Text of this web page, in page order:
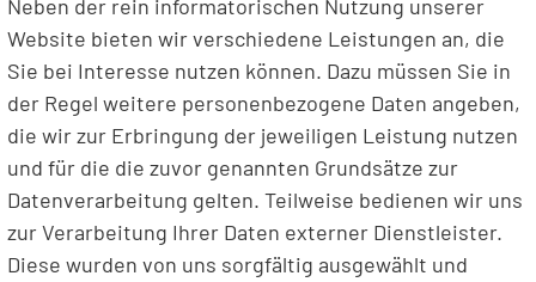
Neben der rein informatorischen Nutzung unserer
Website bieten wir verschiedene Leistungen an, die
Sie bei Interesse nutzen können. Dazu müssen Sie in
der Regel weitere personenbezogene Daten angeben,
die wir zur Erbringung der jeweiligen Leistung nutzen
und für die die zuvor genannten Grundsätze zur
Datenverarbeitung gelten. Teilweise bedienen wir uns
zur Verarbeitung Ihrer Daten externer Dienstleister.
Diese wurden von uns sorgfältig ausgewählt und